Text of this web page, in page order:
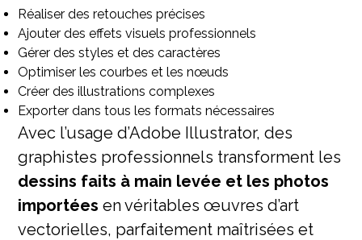
Réaliser des retouches précises
Ajouter des effets visuels professionnels
Gérer des styles et des caractères
Optimiser les courbes et les nœuds
Créer des illustrations complexes
Exporter dans tous les formats nécessaires
Avec l’usage d’Adobe Illustrator, des
graphistes professionnels transforment les
dessins faits à main levée et les photos
importées en véritables œuvres d’art
vectorielles, parfaitement maîtrisées et